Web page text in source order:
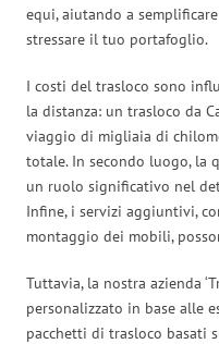
equi, aiutando a
stressare il tuo portafoglio.
I costi del trasloco sono
la distanza: un trasloco da
viaggio di migliaia di
totale. In secondo luogo, la
un ruolo significativo nel
Infine, i servizi aggiuntivi,
montaggio dei mobili,
Tuttavia, la nostra azienda
personalizzato in base alle
pacchetti di trasloco basati